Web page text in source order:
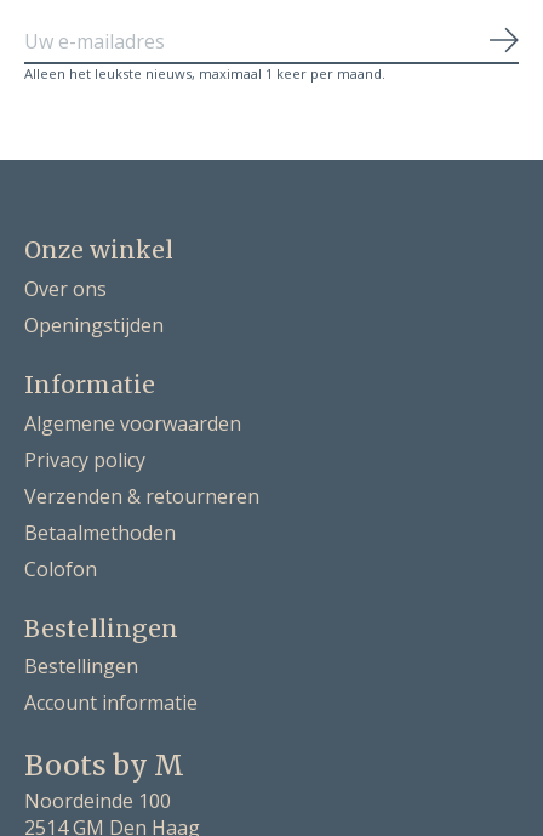
Alleen het leukste nieuws, maximaal 1 keer per maand.
Onze winkel
Over ons
Openingstijden
Informatie
Algemene voorwaarden
Privacy policy
Verzenden & retourneren
Betaalmethoden
Colofon
Bestellingen
Bestellingen
Account informatie
Boots by M
Noordeinde 100
2514 GM Den Haag